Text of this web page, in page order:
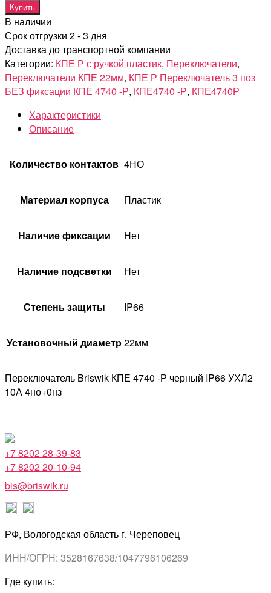
Купить
В наличии
Срок отгрузки 2 - 3 дня
Доставка до транспортной компании
Категории: КПЕ Р с ручкой пластик, Переключатели,
Переключатели КПЕ 22мм, КПЕ Р Переключатель 3 поз
БЕЗ фиксации КПЕ 4740 -Р, КПЕ4740 -Р, КПЕ4740Р
Характеристики
Описание
Количество контактов 4НО
Материал корпуса Пластик
Наличие фиксации Нет
Наличие подсветки Нет
Степень защиты IP66
Установочный диаметр22мм
Переключатель Briswik КПЕ 4740 -Р черный IP66 УХЛ2
10А 4но+0нз
+7 8202 28-39-83
+7 8202 20-10-94
bis@briswik.ru
РФ, Вологодская область г. Череповец
ИНН/ОГРН: 3528167638/1047796106269
Где купить: